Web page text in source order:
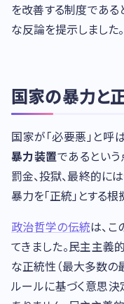
を改善する制度である
な反論を提示しました。
国家の暴力と
国家が「必要悪」と
暴力装置であるとい
罰金、投獄、最終的に
暴力を「正統」とする根
政治哲学の伝統は、
てきました。民主主義
な正統性（最大多数の
ルールに基づく意思決